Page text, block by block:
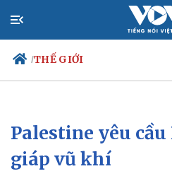
/THẾ GIỚI
Chính trị
Đảng
Tổ chức nhân sự
Palestine yêu
giáp vũ khí